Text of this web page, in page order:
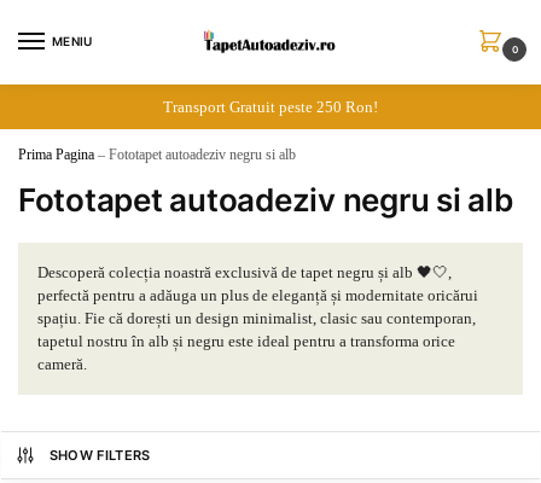
MENIU
0
Transport Gratuit peste 250 Ron!
Prima Pagina – Fototapet autoadeziv negru si alb
Fototapet autoadeziv negru si alb
Descoperă colecția noastră exclusivă de tapet negru și alb 🖤🤍,
perfectă pentru a adăuga un plus de eleganță și modernitate oricărui
spațiu. Fie că dorești un design minimalist, clasic sau contemporan,
tapetul nostru în alb și negru este ideal pentru a transforma orice
cameră.
SHOW FILTERS